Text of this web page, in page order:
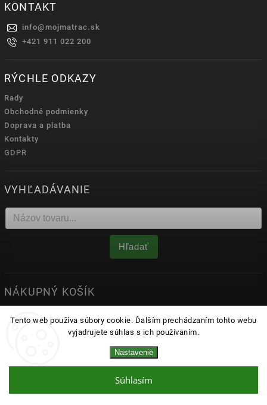
Tento web používa súbory cookie. Ďalším prechádzaním tohto webu
vyjadrujete súhlas s ich používaním.
Nastavenie
Súhlasím
KONTAKT
info@mojmatrac.sk
+421 911 022 200
RÝCHLE ODKAZY
Rady
Obchodné podmienky
Doprava a platba
Kontakty
GDPR
VYHĽADÁVANIE
Hľadať
NÁKUPNÝ KOŠÍK
0ks /0 €
matrace.sk. Všetky práva vyhradené.